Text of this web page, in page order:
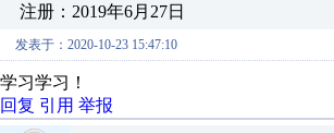
注册：2019年6月27日
发表于：2020-10-23 15:47:10
学习学习！
回复 引用 举报